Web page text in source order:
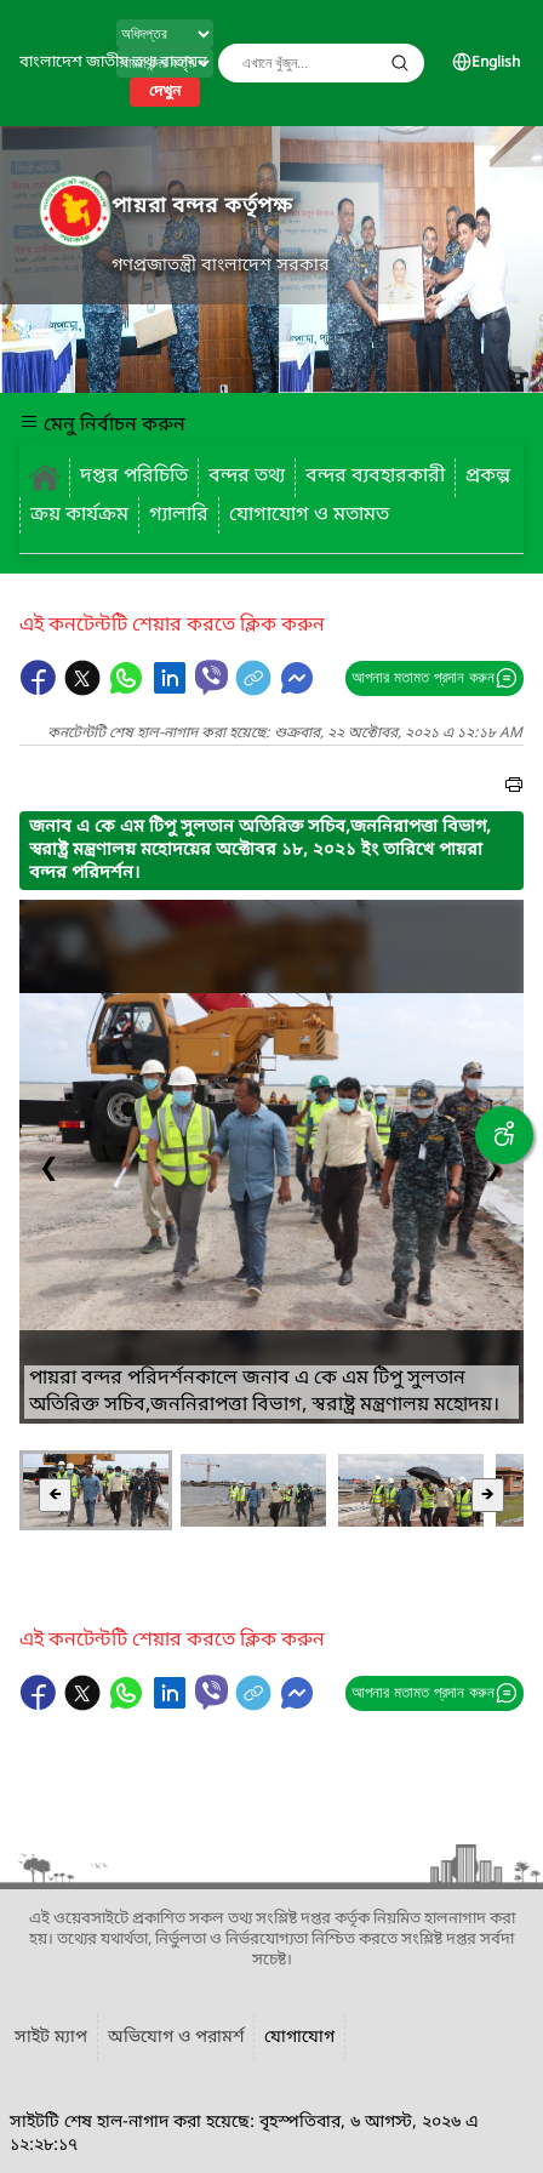
বাংলাদেশ জাতীয় তথ্য বাতায়ন
দেখুন
English
পায়রা বন্দর কর্তৃপক্ষ
গণপ্রজাতন্ত্রী বাংলাদেশ সরকার
মেনু নির্বাচন করুন
দপ্তর পরিচিতি
বন্দর তথ্য বন্দর ব্যবহারকারী
প্রকল্প
ক্রয় কার্যক্রম
গ্যালারি যোগাযোগ ও মতামত
এই কনটেন্টটি শেয়ার করতে ক্লিক করুন
আপনার মতামত প্রদান করুন
কনটেন্টটি শেষ হাল-নাগাদ করা হয়েছে: শুক্রবার, ২২ অক্টোবর, ২০২১ এ ১২:১৮ AM
জনাব এ কে এম টিপু সুলতান অতিরিক্ত সচিব,জননিরাপত্তা বিভাগ,
স্বরাষ্ট্র মন্ত্রণালয় মহোদয়ের অক্টোবর ১৮, ২০২১ ইং তারিখে পায়রা
বন্দর পরিদর্শন।
পায়রা বন্দর পরিদর্শনকালে জনাব এ কে এম টিপু সুলতান
অতিরিক্ত সচিব,জননিরাপত্তা বিভাগ, স্বরাষ্ট্র মন্ত্রণালয় মহোদয়।
❮ ❯
🡸 🡺
এই কনটেন্টটি শেয়ার করতে ক্লিক করুন
আপনার মতামত প্রদান করুন
এই ওয়েবসাইটে প্রকাশিত সকল তথ্য সংশ্লিষ্ট দপ্তর কর্তৃক নিয়মিত হালনাগাদ করা
হয়। তথ্যের যথার্থতা, নির্ভুলতা ও নির্ভরযোগ্যতা নিশ্চিত করতে সংশ্লিষ্ট দপ্তর সর্বদা
সচেষ্ট।
সাইট ম্যাপ অভিযোগ ও পরামর্শ যোগাযোগ
সাইটটি শেষ হাল-নাগাদ করা হয়েছে: বৃহস্পতিবার, ৬ আগস্ট, ২০২৬ এ
১২:২৮:১৭